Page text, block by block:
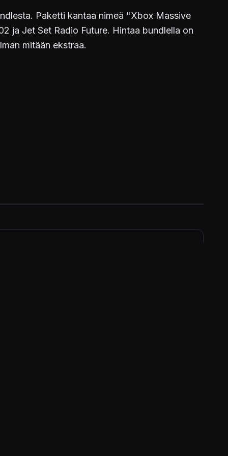
Paketti kantaa nimeä "Xbox Massive
ja Jet Set Radio Future. Hintaa bundlella on
mitään ekstraa.